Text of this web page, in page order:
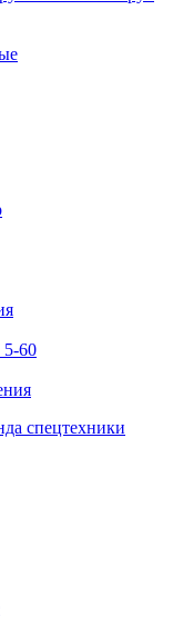
60
спецтехники